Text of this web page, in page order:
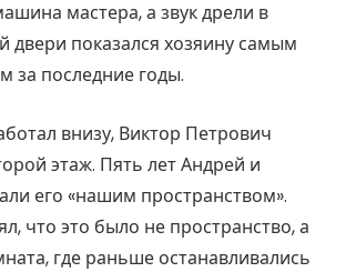
мастера, а звук дрели в
двери показался хозяину самым
за последние годы.
внизу, Виктор Петрович
этаж. Пять лет Андрей и
его «нашим пространством».
что это было не пространство, а
где раньше останавливались